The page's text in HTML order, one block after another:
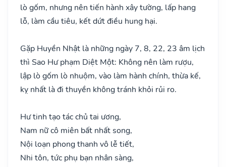
lò gốm, nhưng nên tiến hành xây tường, lấp hang
lỗ, làm cầu tiêu, kết dứt điều hung hại.
Gặp Huyền Nhật là những ngày 7, 8, 22, 23 âm lịch
thì Sao Hư phạm Diệt Một: Không nên làm rượu,
lập lò gốm lò nhuộm, vào làm hành chính, thừa kế,
kỵ nhất là đi thuyền không tránh khỏi rủi ro.
Hư tinh tạo tác chủ tai ương,
Nam nữ cô miên bất nhất song,
Nội loạn phong thanh vô lễ tiết,
Nhi tôn, tức phụ bạn nhân sàng,